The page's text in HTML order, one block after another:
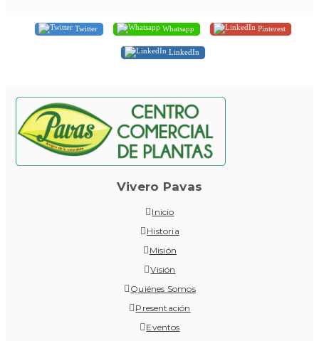
Twitter Whatsapp Pinterest
LinkedIn
Vivero Pavas
Inicio
Historia
Misión
Visión
Quiénes Somos
Presentación
Eventos